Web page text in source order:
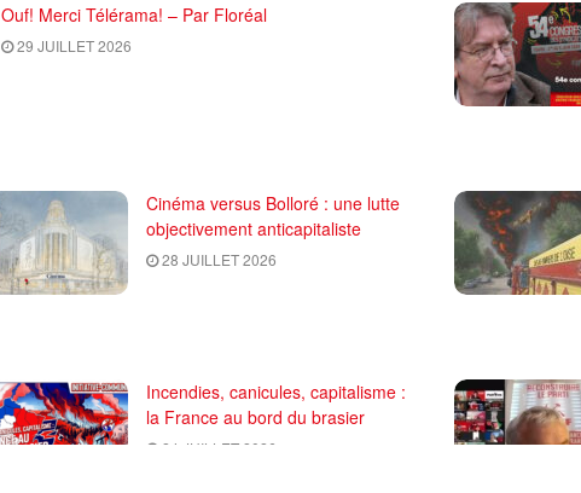
Ouf! Merci Télérama! – Par Floréal
29 JUILLET 2026
Cinéma versus Bolloré : une lutte
objectivement anticapitaliste
28 JUILLET 2026
Incendies, canicules, capitalisme :
la France au bord du brasier
24 JUILLET 2026